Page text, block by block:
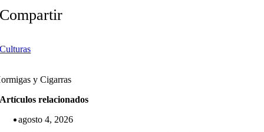
Compartir
Culturas
y Cigarras
Artículos relacionados
agosto 4, 2026